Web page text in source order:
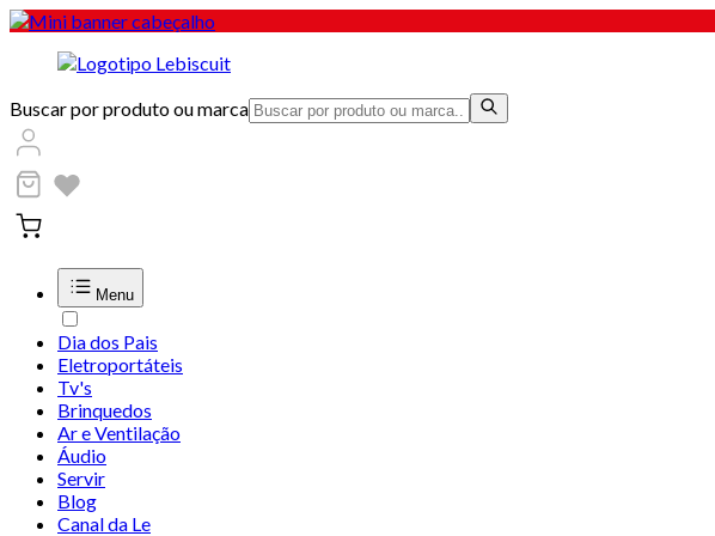
Buscar por produto ou marca
Menu
Dia dos Pais
Eletroportáteis
Tv's
Brinquedos
Ar e Ventilação
Áudio
Servir
Blog
Canal da Le